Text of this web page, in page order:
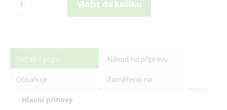
Detailní popis Návod na přípravu
Obsahuje Zaměřeno na
Hlavní přínosy